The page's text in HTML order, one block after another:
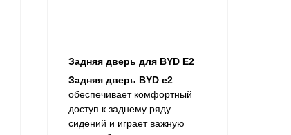
Задняя дверь для BYD E2
Задняя дверь BYD e2
обеспечивает комфортный
доступ к заднему ряду
сидений и играет важную